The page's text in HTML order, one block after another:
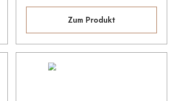
Zum Produkt